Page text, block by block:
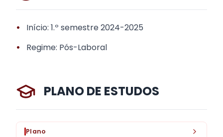
•
Início: 1.º semestre 2024-2025
•
Regime: Pós-Laboral
PLANO DE ESTUDOS
Plano